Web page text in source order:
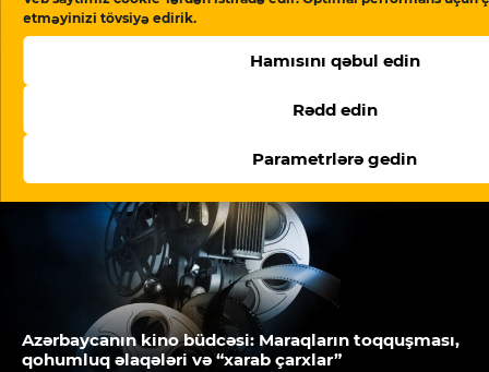
etməyinizi tövsiyə edirik.
Hamısını qəbul edin
Rədd edin
Parametrlərə gedin
arxalanaraq məni işdən çıxardı”
Azərbaycanın kino büdcəsi: Maraqların toqquşması,
qohumluq əlaqələri və “xarab çarxlar”